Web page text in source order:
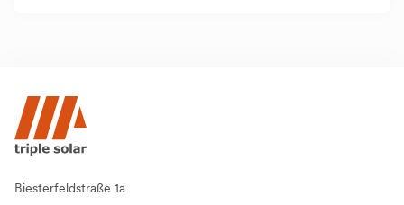
Biesterfeldstraße 1a